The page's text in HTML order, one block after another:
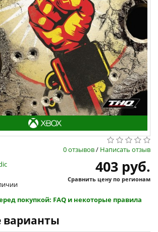
0 отзывов/ Написать отзыв
403 руб.
Сравнить цену по регионам
покупкой: FAQ и некоторые правила
варианты